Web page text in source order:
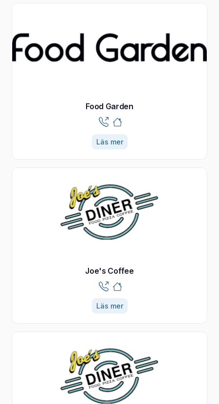
Food Garden
Läs mer
Joe's Coffee
Läs mer